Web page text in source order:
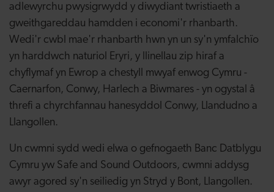
adlewyrchu pwysigrwydd y diwydiant twristiaeth a
gweithgareddau hamdden i economi'r rhanbarth.
Wedi'r cwbl mae'r rhanbarth hwn yn un sy'n ymfalchïo
yn harddwch naturiol Eryri, y llinellau zip hiraf a
chyflymaf yn Ewrop a chestyll mwyaf enwog Cymru -
Caernarfon, Conwy, Harlech a Biwmares - yn ogystal â
threfi a chyrchfannau hanesyddol Conwy, Llandudno a
Llangollen.
Un cwmni sydd wedi elwa o gefnogaeth Banc Datblygu
Cymru yw Safe and Sound Outdoors, cwmni addysg
awyr agored sy'n seiliedig yn Stryd y Bont, Llangollen.